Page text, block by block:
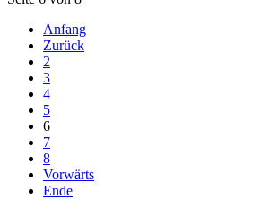
Anfang
Zurück
2
3
4
5
6
7
8
Vorwärts
Ende